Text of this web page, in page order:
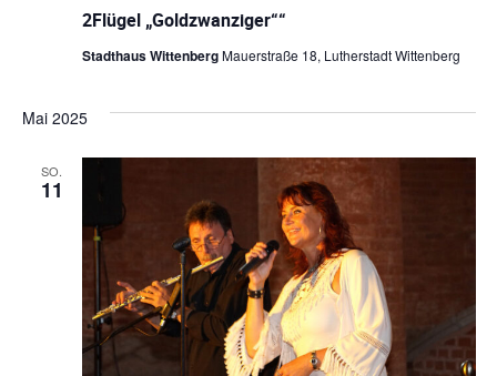
2Flügel „Goldzwanziger““
h
a
e
t
s
t
a
g
Stadthaus WittenbergMauerstraße 18, Lutherstadt Wittenberg
Mai 2025
SO.
11